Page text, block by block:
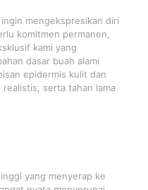
mengekspresikan diri
komitmen permanen,
kami yang
dasar buah alami
epidermis kulit dan
serta tahan lama
yang menyerap ke